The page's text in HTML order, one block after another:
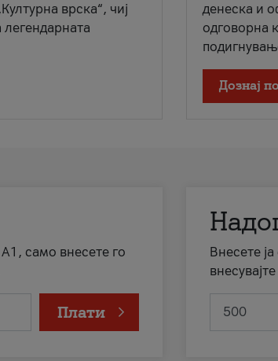
врска“, чиј
денеска и
одговорна
Дознај
само внесете го
Плати
Внесете